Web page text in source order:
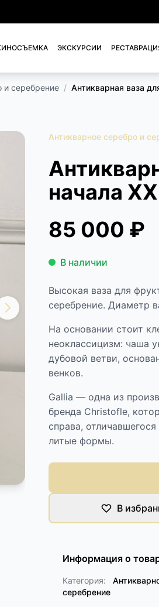
ЭКСКУРСИИ
и серебрение / Антикварная ваза
Антикварное серебро и
начала
85 000 ₽
В наличии
Высокая ваза для
серебрение. Диаметр
На основании стоит
неоклассицизм: чаша
дубовой ветви,
венков.
Gallia — одна из
бренда Christofle,
справа,
литые формы.
В
Информация о
Категория:
серебрение